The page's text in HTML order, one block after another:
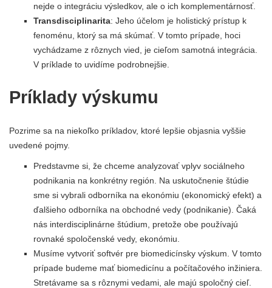
nejde o integráciu výsledkov, ale o ich komplementárnosť.
Transdisciplinarita: Jeho účelom je holistický prístup k
fenoménu, ktorý sa má skúmať. V tomto prípade, hoci
vychádzame z rôznych vied, je cieľom samotná integrácia.
V príklade to uvidíme podrobnejšie.
Príklady výskumu
Pozrime sa na niekoľko príkladov, ktoré lepšie objasnia vyššie
uvedené pojmy.
Predstavme si, že chceme analyzovať vplyv sociálneho
podnikania na konkrétny región. Na uskutočnenie štúdie
sme si vybrali odborníka na ekonómiu (ekonomický efekt) a
ďalšieho odborníka na obchodné vedy (podnikanie). Čaká
nás interdisciplinárne štúdium, pretože obe používajú
rovnaké spoločenské vedy, ekonómiu.
Musíme vytvoriť softvér pre biomedicínsky výskum. V tomto
prípade budeme mať biomedicínu a počítačového inžiniera.
Stretávame sa s rôznymi vedami, ale majú spoločný cieľ.